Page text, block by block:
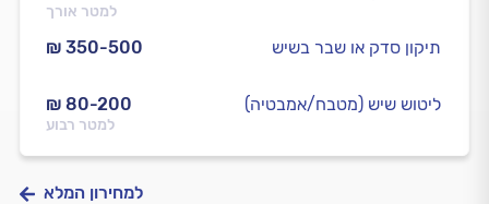
למטר אורך
₪ 350-500 תיקון סדק או שבר בשיש
₪ 80-200
למטר רבוע
ליטוש שיש (מטבח/אמבטיה)
למחירון המלא